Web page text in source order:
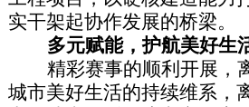
实干架起协作发展的桥梁。
多元赋能，护航美好生
精彩赛事的顺利开展，
城市美好生活的持续维系，